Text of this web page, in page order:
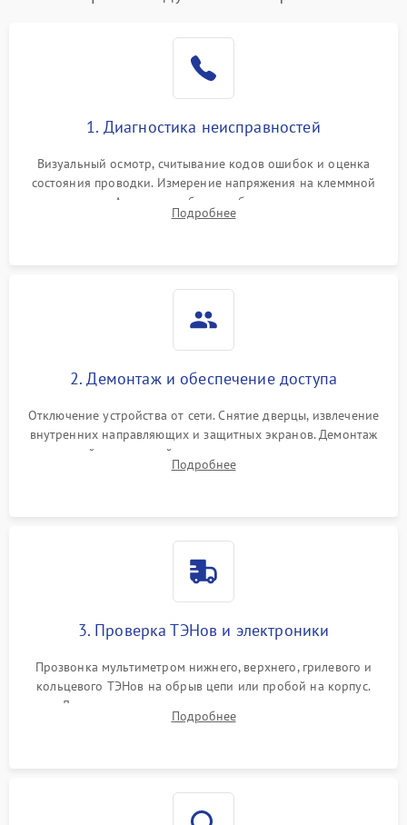
1. Диагностика неисправностей
Визуальный осмотр, считывание кодов ошибок и оценка
состояния проводки. Измерение напряжения на клеммной
колодке. Анализ жалоб на проблемы с нагревом,
конвекцией, панелью управления или блокировкой дверцы.
Подробнее
2. Демонтаж и обеспечение доступа
Отключение устройства от сети. Снятие дверцы, извлечение
внутренних направляющих и защитных экранов. Демонтаж
задней или верхней панели для прямого доступа к
нагревательным элементам, плате и вентиляторам.
Подробнее
3. Проверка ТЭНов и электроники
Прозвонка мультиметром нижнего, верхнего, грилевого и
кольцевого ТЭНов на обрыв цепи или пробой на корпус.
Диагностика термостата, датчиков температуры,
переключателя режимов и мотора конвекции.
Подробнее